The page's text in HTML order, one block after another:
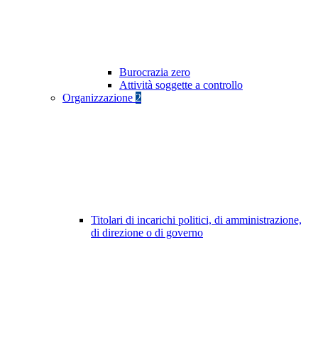
Burocrazia zero
Attività soggette a controllo
Organizzazione 2
Titolari di incarichi politici, di amministrazione,
di direzione o di governo